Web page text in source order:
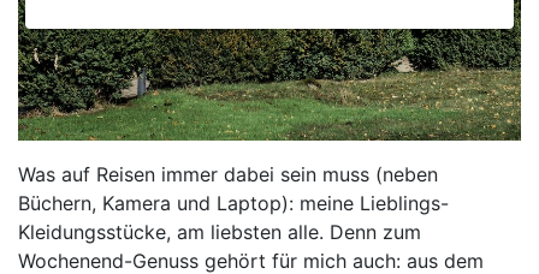
Was auf Reisen immer dabei sein muss (neben
Büchern, Kamera und Laptop): meine Lieblings-
Kleidungsstücke, am liebsten alle. Denn zum
Wochenend-Genuss gehört für mich auch: aus dem